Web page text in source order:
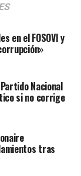
en el FOSOVI y
Nacional
si no corrige
tras